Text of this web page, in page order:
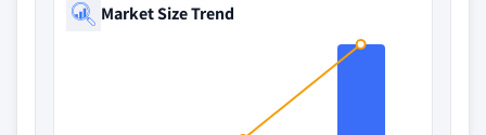
Market Size Trend